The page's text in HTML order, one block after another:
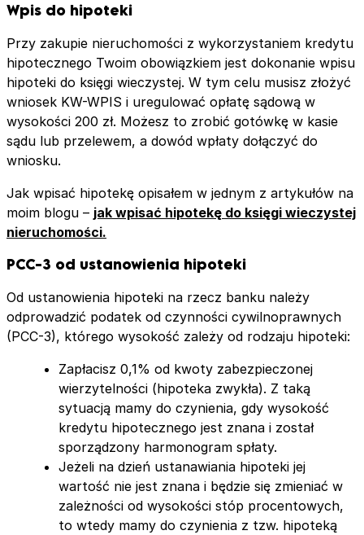
Wpis do hipoteki
Przy zakupie nieruchomości z wykorzystaniem kredytu
hipotecznego Twoim obowiązkiem jest dokonanie wpisu
hipoteki do księgi wieczystej. W tym celu musisz złożyć
wniosek KW-WPIS i uregulować opłatę sądową w
wysokości 200 zł. Możesz to zrobić gotówkę w kasie
sądu lub przelewem, a dowód wpłaty dołączyć do
wniosku.
Jak wpisać hipotekę opisałem w jednym z artykułów na
moim blogu – jak wpisać hipotekę do księgi wieczystej
nieruchomości.
PCC-3 od ustanowienia hipoteki
Od ustanowienia hipoteki na rzecz banku należy
odprowadzić podatek od czynności cywilnoprawnych
(PCC-3), którego wysokość zależy od rodzaju hipoteki:
Zapłacisz 0,1% od kwoty zabezpieczonej
wierzytelności (hipoteka zwykła). Z taką
sytuacją mamy do czynienia, gdy wysokość
kredytu hipotecznego jest znana i został
sporządzony harmonogram spłaty.
Jeżeli na dzień ustanawiania hipoteki jej
wartość nie jest znana i będzie się zmieniać w
zależności od wysokości stóp procentowych,
to wtedy mamy do czynienia z tzw. hipoteką